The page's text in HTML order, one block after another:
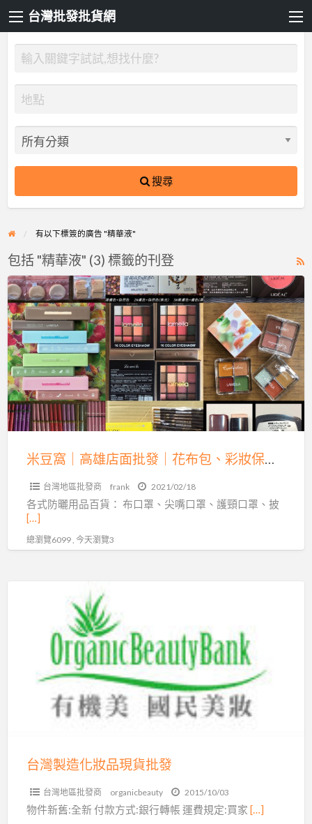
台灣批發批貨網
搜尋
有以下標簽的廣告 "精華液"
包括 "精華液" (3) 標籤的刊登
米
豆
窩
｜
高
雄
店
面
批
包、
彩
米豆窩｜高雄店面批發｜花布包、彩妝保養品、雜貨內詳
台灣地區批發商 frank 2021/02/18
各式防曬用品百貨： 布口罩、尖嘴口罩、護頸口罩、披
[…]
總瀏覽6099 , 今天瀏覽3
台灣製造化妝品現貨批發
台灣地區批發商 organicbeauty 2015/10/03
物件新舊:全新 付款方式:銀行轉帳 運費規定:買家 […]